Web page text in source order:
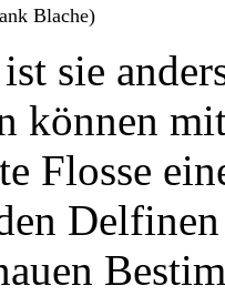
Blache)
sie
können
Flosse